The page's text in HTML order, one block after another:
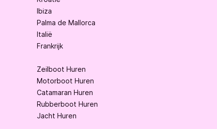
Ibiza
Palma de Mallorca
Italië
Frankrijk
Zeilboot Huren
Motorboot Huren
Catamaran Huren
Rubberboot Huren
Jacht Huren